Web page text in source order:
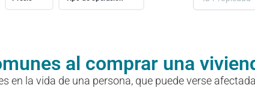
al comprar una
la vida de una persona, que puede verse